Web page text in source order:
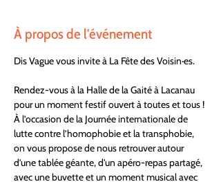
À propos de l'événement
Dis Vague vous invite à La Fête des Voisin·es.
Rendez-vous à la Halle de la Gaité à Lacanau
pour un moment festif ouvert à toutes et tous !
À l’occasion de la Journée internationale de
lutte contre l’homophobie et la transphobie,
on vous propose de nous retrouver autour
d’une tablée géante, d'un apéro-repas partagé,
avec une buvette et un moment musical avec